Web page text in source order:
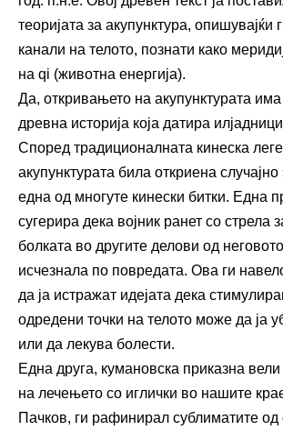
теоријата за акупунктура, опишувајќи
канали на телото, познати како
на qi (животна енергија).
Да, откривањето на акупунктурата
древна историја која датира
Според традиционалната кинеска
акупунктурата била откриена
една од многуте кинески битки. Една
сугерира дека војник ранет со стрела
болката во другите делови од
исчезнала по повредата. Ова ги
да ја истражат идејата дека
одредени точки на телото може да ја
или да лекува болести.
Една друга, кумановска приказна
на лечењето со иглички во нашите
Пачков, ги рафинирал сублиматите од